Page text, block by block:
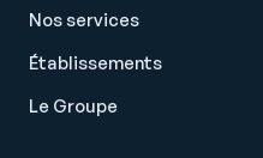
Nos services
Établissements
Le Groupe